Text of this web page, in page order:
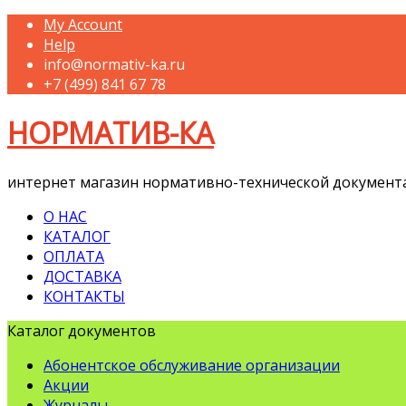
My Account
Help
info@normativ-ka.ru
+7 (499) 841 67 78
НОРМАТИВ-КА
интернет магазин нормативно-технической
О НАС
КАТАЛОГ
ОПЛАТА
ДОСТАВКА
КОНТАКТЫ
Каталог документов
Абонентское обслуживание организации
Акции